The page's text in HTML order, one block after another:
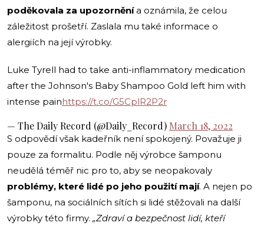
poděkovala za upozorněnía oznámila, že celou
záležitost prošetří. Zaslala mu také informace o
alergiích na její výrobky.
Luke Tyrell had to take anti-inflammatory medication
after the Johnson's Baby Shampoo Gold left him with
intense painhttps://t.co/G5CplR2P2r
— The Daily Record (@Daily_Record) March 18, 2022
S odpovědí však kadeřník není spokojený. Považuje ji
pouze za formalitu. Podle něj výrobce šamponu
neudělá téměř nic pro to, aby se neopakovaly
problémy, které lidé po jeho použití mají. A nejen po
šamponu, na sociálních sítích si lidé stěžovali na další
výrobky této firmy. „Zdraví a bezpečnost lidí, kteří